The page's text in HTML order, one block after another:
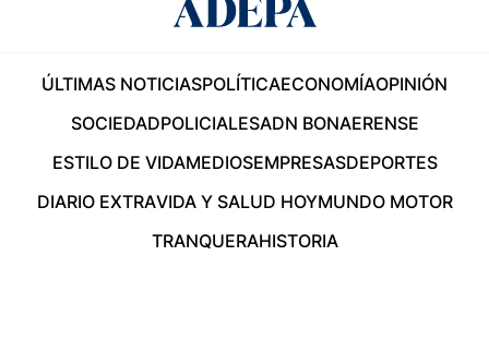
ÚLTIMAS NOTICIASPOLÍTICAECONOMÍAOPINIÓN
SOCIEDADPOLICIALESADN BONAERENSE
ESTILO DE VIDAMEDIOSEMPRESASDEPORTES
DIARIO EXTRAVIDA Y SALUD HOYMUNDO MOTOR
TRANQUERAHISTORIA